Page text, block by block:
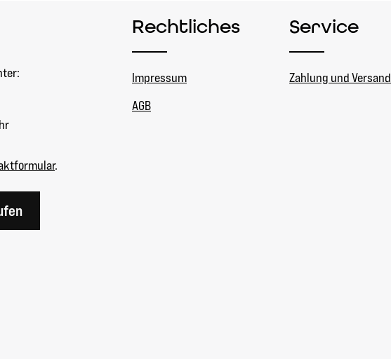
.
Rechtliches
Impressum
AGB
Service
Zahlung und Versand